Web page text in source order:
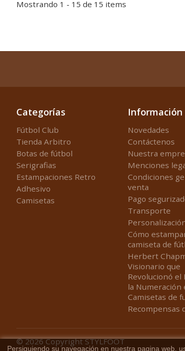
Mostrando 1 - 15 de 15 items
Categorías
Fútbol Club
Tienda Arbitro
Botas de fútbol
Serigrafias
Estampaciones Retro
Adhesivo
Camisetas
Información
Novedades
Contáctenos
Nuestra
Menciones
Condiciones
venta
Pago
Transporte
Cómo
camiseta de
Herbert
Visionario que
Revolucionó el
la Numeración
Camisetas de
Recompensas
© 2026Copyright STYLFOOT
Persiguiendo su navegación en nuestra pagina web,